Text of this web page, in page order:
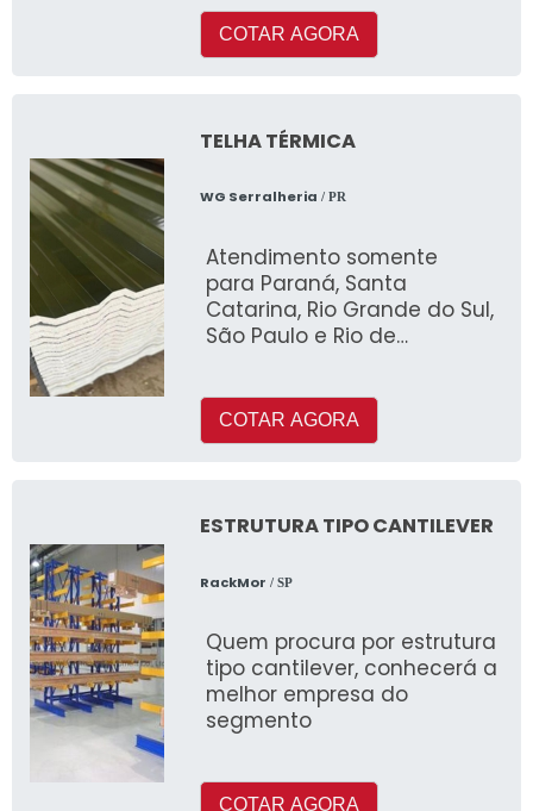
COTAR AGORA
TELHA TÉRMICA
WG Serralheria / PR
Atendimento somente
para Paraná, Santa
Catarina, Rio Grande do Sul,
São Paulo e Rio de
COTAR AGORA
ESTRUTURA TIPO CANTILEVER
RackMor / SP
Quem procura por estrutura
tipo cantilever, conhecerá a
melhor empresa do
segmento
COTAR AGORA